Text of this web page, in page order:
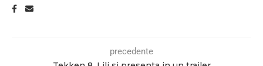
precedente